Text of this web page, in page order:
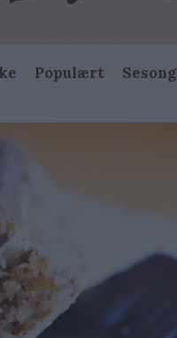
Populært Sesong